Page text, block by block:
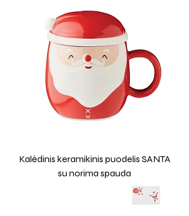
Kalėdinis keramikinis puodelis SANTA
su norima spauda